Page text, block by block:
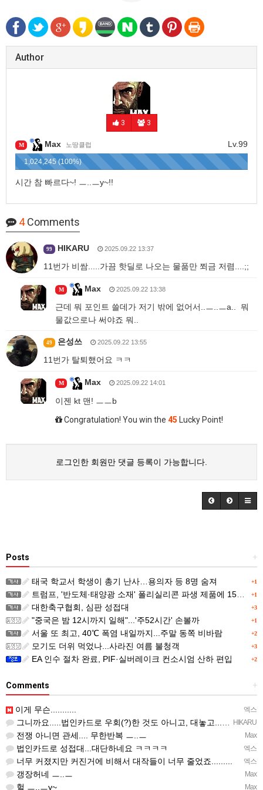
Author
3 3
Lv.99
M Max 노땅클럽
1,024,245 (100%)
시간 참 빠르다~! ㅡ..ㅡy~!!
4Comments
99 HIKARU 2025.09.22 13:37
11번가 비쌈.....가끔 핫딜로 나오는 물품만 쬐금 저렴....;;
M Max 2025.09.22 13:38
근데 뭐 포인트 쓸데가 저기 밖에 없어서..ㅡ..ㅡa.. 뭐
물값으로나 써야죠 뭐..
49 은성쓰 2025.09.22 13:55
11번가 탈퇴했어요 ㅋㅋ
M Max 2025.09.22 14:01
이젠 kt 맨! ㅡㅡb
Congratulation! You win the 45 Lucky Point!
로그인한 회원만 댓글 등록이 가능합니다.
+
Posts
+1
태국 학교서 학생이 총기 난사…용의자 등 8명 숨져
+1
트럼프, '반도체·태양광 소재' 폴리실리콘 파생 제품에 15% 관세...한국 기업도 영향
+3
대한축구협회, 심판 성접대
+1
"중국은 밤 12시까지 일해"...'주52시간' 손볼까
+2
서울 또 최고, 40℃ 폭염 내일까지...주말 동쪽 비바람
+3
모기도 더위 먹었나...사라진 여름 불청객
+2
EA 인수 절차 완료, PIF·실버레이크 컨소시엄 산하 편입
+
Comments
엑스
이게 무슨...........
HIKARU
그니까요.....법인카드로 우회(?)한 것도 아니고, 대놓고...ㅋ ㅋ)
Max
전쟁 아니면 관세.... 무한반복 ㅡ..ㅡ
엑스
법인카드로 성접대...대단하네요 ㅋㅋㅋㅋ
엑스
너무 커졌지만 커진거에 비해서 대작들이 너무 줄었죠.........
Max
갱장허네 ㅡ..ㅡ
Max
헐 ㅡ..ㅡy~